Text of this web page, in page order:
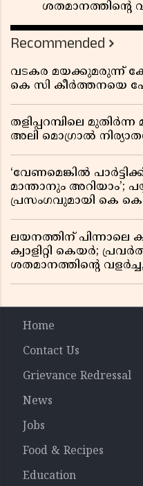
ശതമാനത്തിൻ്റെ
Recommended
വടകര മയക്കുമരുന്ന്
കെ സി കീർത്തനയെ
തളിപ്പറമ്പിലെ
അലി മൊഗ്രാൽ
‘വേണമെങ്കിൽ
മാന്താനും അറിയാം’;
പ്രസംഗവുമായി കെ
ലയനത്തിന് പിന്നാലെ
ക്വാളിറ്റി കെയർ;
ശതമാനത്തിൻ്റെ
Home
Contact Us
Grievance Redressal
News
Jobs
Food & Recipes
Education